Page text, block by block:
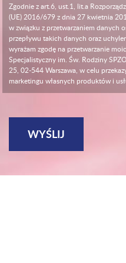
Zgodnie z art.6, ust.1, lit.a
(UE) 2016/679 z dnia 27 kwietnia
w związku z przetwarzaniem danych
przepływu takich danych oraz
wyrażam zgodę na przetwarzanie
Specjalistyczny im. Św. Rodziny
25, 02-544 Warszawa, w celu
marketingu własnych produktów i